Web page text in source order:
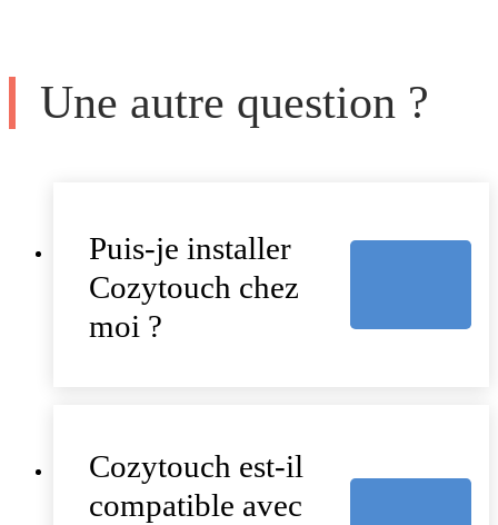
Une autre question ?
Puis-je installer
Cozytouch chez
moi ?
Cozytouch est-il
compatible avec